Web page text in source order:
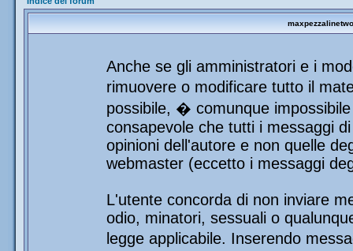
Anche se gli amministratori e i
rimuovere o modificare tutto il
possibile, � comunque
consapevole che tutti i messaggi
opinioni dell'autore e non quelle
webmaster (eccetto i messaggi
L'utente concorda di non inviare
odio, minatori, sessuali o
legge applicabile. Inserendo